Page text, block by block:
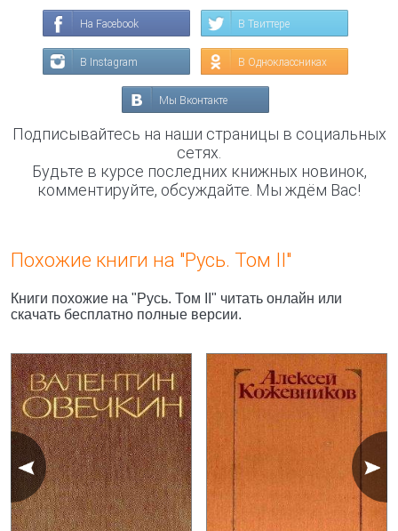
На Facebook В Твиттере
В Instagram В Одноклассниках
Мы Вконтакте
Подписывайтесь на наши страницы в социальных
сетях.
Будьте в курсе последних книжных новинок,
комментируйте, обсуждайте. Мы ждём Вас!
Похожие книги на "Русь. Том II"
Книги похожие на "Русь. Том II" читать онлайн или
скачать бесплатно полные версии.